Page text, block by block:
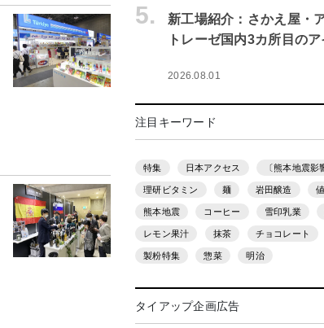
5.
新工場紹介：さかえ屋・
トレーゼ国内3カ所目の
2026.08.01
注目キーワード
特集 日本アクセス 〔熊本地震影
理研ビタミン 麺 岩田醸造
熊本地震 コーヒー 雪印乳業
レモン果汁 抹茶 チョコレート
製粉特集 惣菜 明治
タイアップ企画広告